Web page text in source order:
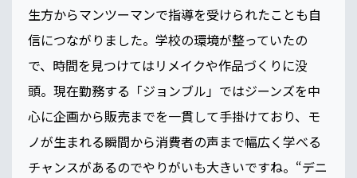
生方からマンツーマンで指導を受けられたことも自
信につながりました。学校の環境が整っていたの
で、時間を見つけてはリメイクや作品づくりに没
頭。現在勤務する「ジョンブル」ではジーンズを中
心に企画から販売までを一貫して手掛けており、モ
ノが生まれる瞬間から消費者の声まで幅広く学べる
チャンスがあるのでやりがいも大きいですね。“デニ